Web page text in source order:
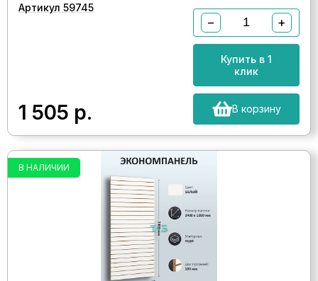
Артикул 59745
1 505 р.
− +
Купить в 1
клик
В корзину
В НАЛИЧИИ